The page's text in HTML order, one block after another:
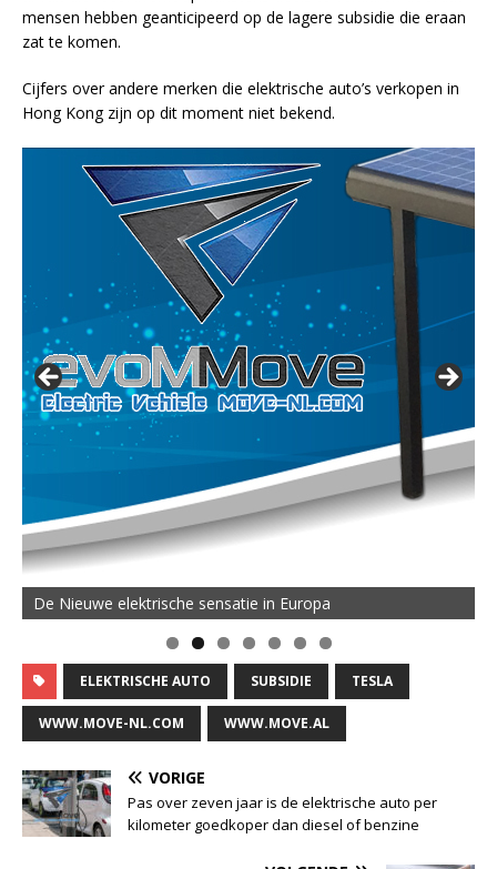
mensen hebben geanticipeerd op de lagere subsidie die eraan
zat te komen.
Cijfers over andere merken die elektrische auto’s verkopen in
Hong Kong zijn op dit moment niet bekend.
De Nieuwe elektrische sensatie in Europa
ELEKTRISCHE AUTO SUBSIDIE TESLA
WWW.MOVE-NL.COM WWW.MOVE.AL
VORIGE
Pas over zeven jaar is de elektrische auto per
kilometer goedkoper dan diesel of benzine